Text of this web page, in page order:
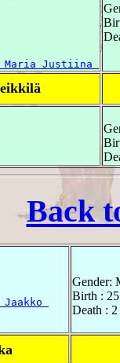
Justiina
Back
Gender:
Birth :
Death :